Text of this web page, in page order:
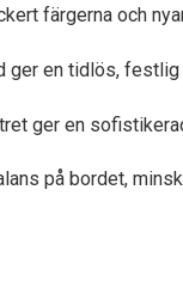
färgerna och
ger en tidlös,
ger en
på bordet,